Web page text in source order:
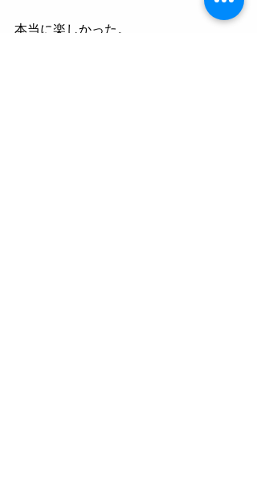
本当に楽しかった。